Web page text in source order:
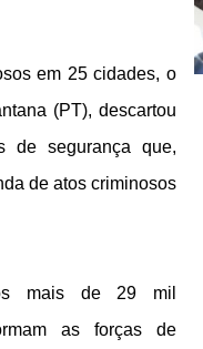
em 25 cidades, o
(PT), descartou
de segurança que,
de atos criminosos
mais de 29 mil
as forças de